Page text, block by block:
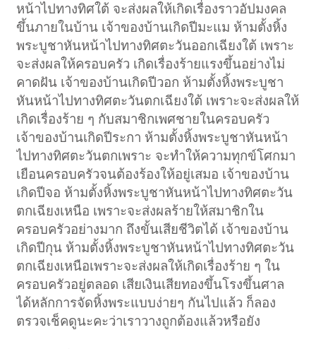
หน้าไปทางทิศใต้ จะส่งผลให้เกิดเรื่องราวอัปมงคล
ขึ้นภายในบ้าน เจ้าของบ้านเกิดปีมะแม ห้ามตั้งหิ้ง
พระบูชาหันหน้าไปทางทิศตะวันออกเฉียงใต้ เพราะ
จะส่งผลให้ครอบครัว เกิดเรื่องร้ายแรงขึ้นอย่างไม่
คาดฝัน เจ้าของบ้านเกิดปีวอก ห้ามตั้งหิ้งพระบูชา
หันหน้าไปทางทิศตะวันตกเฉียงใต้ เพราะจะส่งผลให้
เกิดเรื่องร้าย ๆ กับสมาชิกเพศชายในครอบครัว
เจ้าของบ้านเกิดปีระกา ห้ามตั้งหิ้งพระบูชาหันหน้า
ไปทางทิศตะวันตกเพราะ จะทำให้ความทุกข์โศกมา
เยือนครอบครัวจนต้องร้องให้อยู่เสมอ เจ้าของบ้าน
เกิดปีจอ ห้ามตั้งหิ้งพระบูชาหันหน้าไปทางทิศตะวัน
ตกเฉียงเหนือ เพราะจะส่งผลร้ายให้สมาชิกใน
ครอบครัวอย่างมาก ถึงขั้นเสียชีวิตได้ เจ้าของบ้าน
เกิดปีกุน ห้ามตั้งหิ้งพระบูชาหันหน้าไปทางทิศตะวัน
ตกเฉียงเหนือเพราะจะส่งผลให้เกิดเรื่องร้าย ๆ ใน
ครอบครัวอยู่ตลอด เสียเงินเสียทองขึ้นโรงขึ้นศาล
ได้หลักการจัดหิ้งพระแบบง่ายๆ กันไปแล้ว ก็ลอง
ตรวจเช็คดูนะคะว่าเราวางถูกต้องแล้วหรือยัง